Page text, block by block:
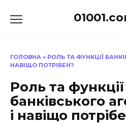
до
ГОЛОВНА » РОЛЬ ТА ФУНКЦІЇ
НАВІЩО ПОТРІБЕН?
Роль та функції
банківського
і навіщо